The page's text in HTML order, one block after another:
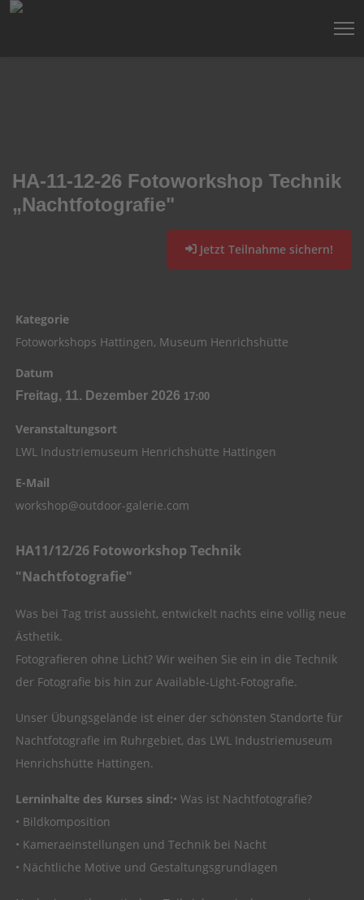
HA-11-12-26 Fotoworkshop Technik
„Nachtfotografie"
Jetzt Teilnahme sichern!
Kategorie
Fotoworkshops Hattingen, Museum Henrichshütte
Datum
Freitag, 11. Dezember 2026 17:00
Veranstaltungsort
LWL Industriemuseum Henrichshütte Hattingen
E-Mail
workshop@outdoor-galerie.com
HA11/12/26 Fotoworkshop Technik
"Nachtfotografie"
Was bei Tag trist aussieht, entwickelt nachts eine völlig neue
Ästhetik.
Fotografieren ohne Licht? Wir weihen Sie ein in die Technik
der Fotografie bis hin zur Available-Light-Fotografie.
Unser Übungsgelände ist einer der schönsten Standorte für
Nachtfotografie im Ruhrgebiet, das LWL Industriemuseum
Henrichshütte Hattingen.
Lerninhalte des Kurses sind:• Was ist Nachtfotografie?
• Bildkomposition
• Kameraeinstellungen und Technik bei Nacht
• Nächtliche Motive und Gestaltungsgrundlagen